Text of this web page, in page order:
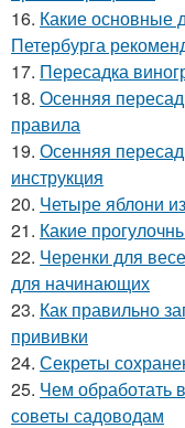
16. Какие основные
Петербурга
17. Пересадка
18. Осенняя
правила
19. Осенняя
инструкция
20. Четыре яблони
21. Какие
22. Черенки для
для начинающих
23. Как правильно
прививки
24. Секреты
25. Чем обработать
советы садоводам